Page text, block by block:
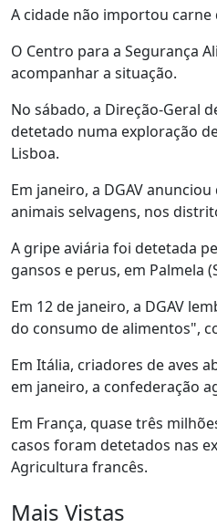
A cidade não importou
O Centro para a Segurança
acompanhar a situação.
No sábado, a Direção-Geral
detetado numa exploração
Lisboa.
Em janeiro, a DGAV
animais selvagens, nos
A gripe aviária foi detetada
gansos e perus, em Palmela
Em 12 de janeiro, a DGAV
do consumo de alimentos",
Em Itália, criadores de aves
em janeiro, a confederação
Em França, quase três
casos foram detetados nas
Agricultura francês.
Mais Vistas